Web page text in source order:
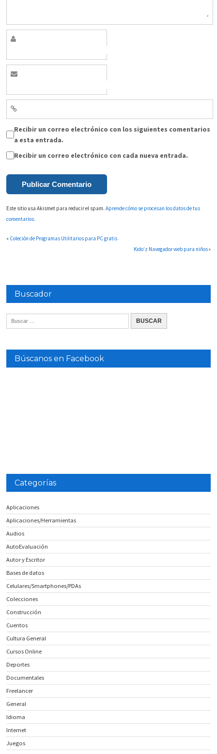
Recibir un correo electrónico con los siguientes comentarios
a esta entrada.
Recibir un correo electrónico con cada nueva entrada.
Este sitio usa Akismet para reducir el spam.Aprende cómo se procesan los datos de tus
comentarios.
« Coleción de Programas Utilitarios para PC gratis
Kido’z Navegador web para niños»
Buscador
Búscanos en Facebook
Categorías
Aplicaciones
Aplicaciones/Herramientas
Audios
AutoEvaluación
Autor y Escritor
Bases de datos
Celulares/Smartphones/PDAs
Colecciones
Construcción
Cuentos
Cultura General
Cursos Online
Deportes
Documentales
Freelancer
General
Idioma
Internet
Juegos